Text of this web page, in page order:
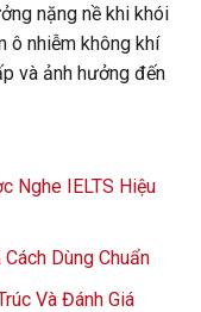
nặng nề khi khói
ô nhiễm không khí
và ảnh hưởng đến
Nghe IELTS Hiệu
Dùng Chuẩn
Và Đánh Giá